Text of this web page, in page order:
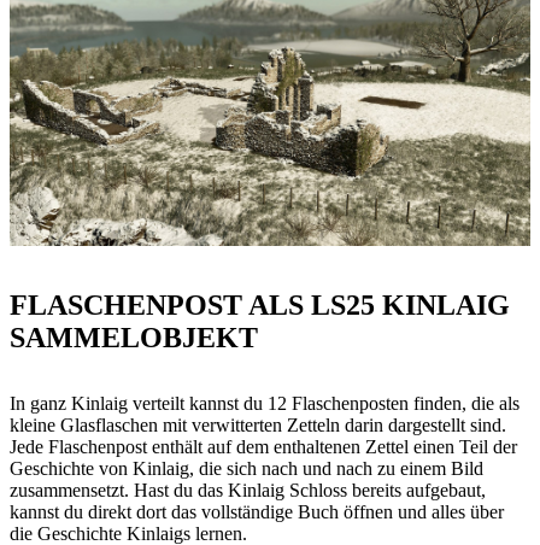
FLASCHENPOST ALS LS25 KINLAIG
SAMMELOBJEKT
In ganz Kinlaig verteilt kannst du 12 Flaschenposten finden, die als
kleine Glasflaschen mit verwitterten Zetteln darin dargestellt sind.
Jede Flaschenpost enthält auf dem enthaltenen Zettel einen Teil der
Geschichte von Kinlaig, die sich nach und nach zu einem Bild
zusammensetzt. Hast du das Kinlaig Schloss bereits aufgebaut,
kannst du direkt dort das vollständige Buch öffnen und alles über
die Geschichte Kinlaigs lernen.